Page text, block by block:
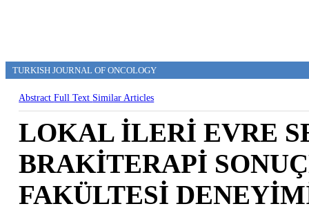
TURKISH JOURNAL OF ONCOLOGY
AbstractFull Text Similar Articles
LOKAL İLERİ EVRE
BRAKİTERAPİ
FAKÜLTESİ